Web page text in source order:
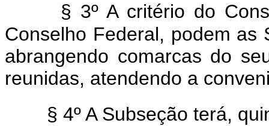
§ 3º A critério do
Conselho Federal, podem as
abrangendo comarcas do
reunidas, atendendo a
§ 4º A Subseção terá,